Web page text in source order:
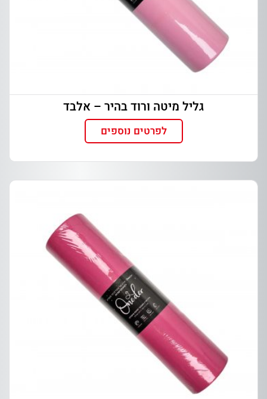
גליל מיטה ורוד בהיר – אלבד
לפרטים נוספים